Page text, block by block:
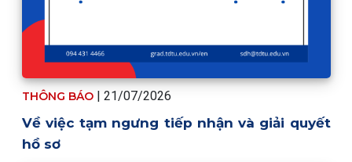
THÔNG BÁO | 21/07/2026
Về việc tạm ngưng tiếp nhận và giải quyết
hồ sơ